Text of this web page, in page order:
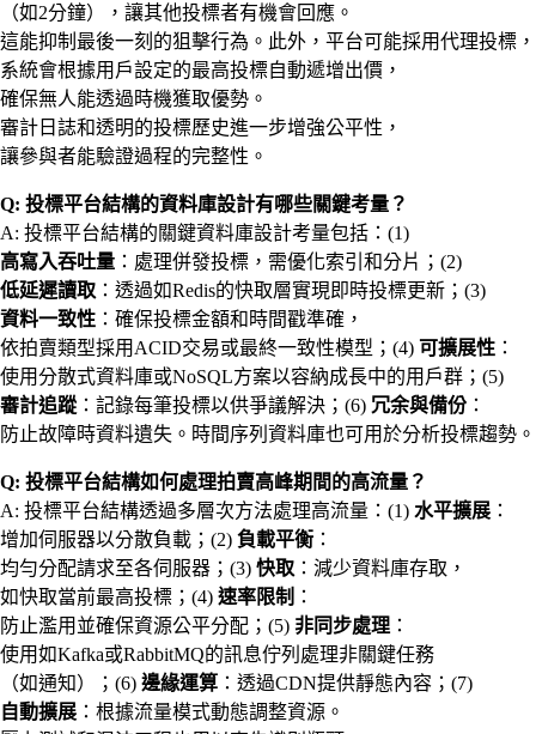
（如2分鐘），讓其他投標者有機會回應。
這能抑制最後一刻的狙擊行為。此外，平台可能採用代理投標，
系統會根據用戶設定的最高投標自動遞增出價，
確保無人能透過時機獲取優勢。
審計日誌和透明的投標歷史進一步增強公平性，
讓參與者能驗證過程的完整性。
Q: 投標平台結構的資料庫設計有哪些關鍵考量？
A: 投標平台結構的關鍵資料庫設計考量包括：(1)
高寫入吞吐量 ：處理併發投標，需優化索引和分片；(2)
低延遲讀取 ：透過如Redis的快取層實現即時投標更新；(3)
資料一致性 ：確保投標金額和時間戳準確，
依拍賣類型採用ACID交易或最終一致性模型；(4) 可擴展性 ：
使用分散式資料庫或NoSQL方案以容納成長中的用戶群；(5)
審計追蹤 ：記錄每筆投標以供爭議解決；(6) 冗余與備份 ：
防止故障時資料遺失。時間序列資料庫也可用於分析投標趨勢。
Q: 投標平台結構如何處理拍賣高峰期間的高流量？
A: 投標平台結構透過多層次方法處理高流量：(1) 水平擴展 ：
增加伺服器以分散負載；(2) 負載平衡 ：
均勻分配請求至各伺服器；(3) 快取 ：減少資料庫存取，
如快取當前最高投標；(4) 速率限制 ：
防止濫用並確保資源公平分配；(5) 非同步處理 ：
使用如Kafka或RabbitMQ的訊息佇列處理非關鍵任務
（如通知）；(6) 邊緣運算 ：透過CDN提供靜態內容；(7)
自動擴展 ：根據流量模式動態調整資源。